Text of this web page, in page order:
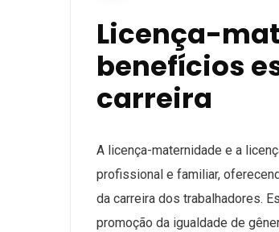
Licença-
benefícios
carreira
A licença-maternidade e a
profissional e familiar,
da carreira dos trabalhadores.
promoção da igualdade de